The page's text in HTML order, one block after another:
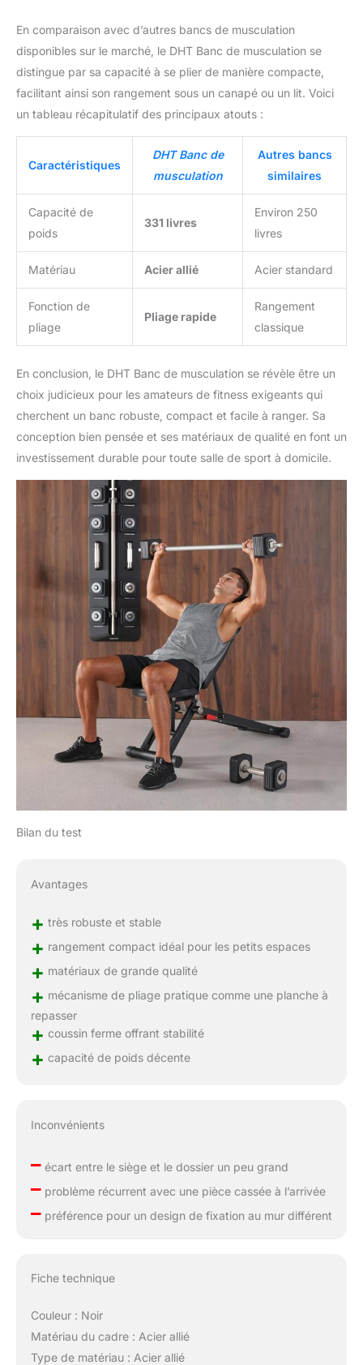
En comparaison avec d’autres bancs de musculation
disponibles sur le marché, le DHT Banc de musculation se
distingue par sa capacité à se plier de manière compacte,
facilitant ainsi son rangement sous un canapé ou un lit. Voici
un tableau récapitulatif des principaux atouts :
Caractéristiques
DHT Banc de
musculation
Autres bancs
similaires
Capacité de
poids
331 livres
Environ 250
livres
Matériau Acier allié Acier standard
Fonction de
pliage
Pliage rapide
Rangement
classique
En conclusion, le DHT Banc de musculation se révèle être un
choix judicieux pour les amateurs de fitness exigeants qui
cherchent un banc robuste, compact et facile à ranger. Sa
conception bien pensée et ses matériaux de qualité en font un
investissement durable pour toute salle de sport à domicile.
Bilan du test
Avantages
+ très robuste et stable
+ rangement compact idéal pour les petits espaces
+ matériaux de grande qualité
+ mécanisme de pliage pratique comme une planche à
repasser
+ coussin ferme offrant stabilité
+ capacité de poids décente
Inconvénients
–écart entre le siège et le dossier un peu grand
–problème récurrent avec une pièce cassée à l’arrivée
–préférence pour un design de fixation au mur différent
Fiche technique
Couleur : Noir
Matériau du cadre : Acier allié
Type de matériau : Acier allié